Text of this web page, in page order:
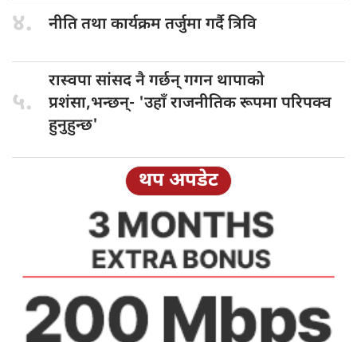
४. नीति तथाकार्यक्रम तर्जुमा गर्दै त्रिवि
५.
रास्वपा सांसदनै गर्छन् गगन थापाको
प्रशंसा,भन्छन्- 'उहाँ राजनीतिक रूपमा परिपक्व
हुनुहुन्छ'
थप अपडेट